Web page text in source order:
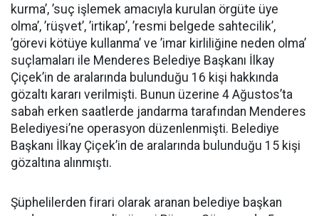
kurma’, ’suç işlemek amacıyla kurulan örgüte üye
olma’, ’rüşvet’, ’irtikap’, ’resmi belgede sahtecilik’,
’görevi kötüye kullanma’ ve ’imar kirliliğine neden olma’
suçlamaları ile Menderes Belediye Başkanı İlkay
Çiçek’in de aralarında bulunduğu 16 kişi hakkında
gözaltı kararı verilmişti. Bunun üzerine 4 Ağustos’ta
sabah erken saatlerde jandarma tarafından Menderes
Belediyesi’ne operasyon düzenlenmişti. Belediye
Başkanı İlkay Çiçek’in de aralarında bulunduğu 15 kişi
gözaltına alınmıştı.
Şüphelilerden firari olarak aranan belediye başkan